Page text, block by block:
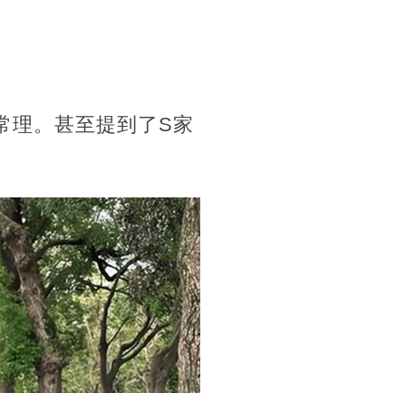
理。甚至提到了S家